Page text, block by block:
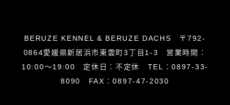
BERUZE KENNEL & BERUZE DACHS 〒792-
0864愛媛県新居浜市東雲町3丁目1-3 営業時間：
10:00～19:00 定休日：不定休 TEL：0897-33-
8090 FAX：0897-47-2030